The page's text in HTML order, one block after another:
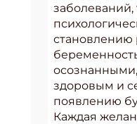
заболеваний,
становлению
здоровым и
появлению
Каждая